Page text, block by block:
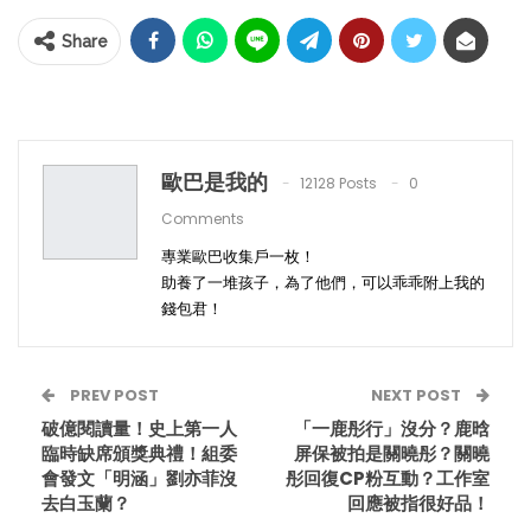
Share
歐巴是我的 12128 Posts
0
Comments
專業歐巴收集戶一枚！
助養了一堆孩子，為了他們，可以乖乖附上我的
錢包君！
PREV POST
破億閱讀量！史上第一人
臨時缺席頒獎典禮！組委
會發文「明涵」劉亦菲沒
去白玉蘭？
NEXT POST
「一鹿彤行」沒分？鹿晗
屏保被拍是關曉彤？關曉
彤回復CP粉互動？工作室
回應被指很好品！